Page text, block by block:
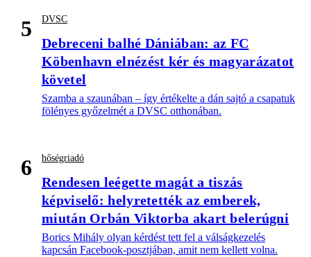
5 DVSC
Debreceni balhé Dániában: az FC
Köbenhavn elnézést kér és magyarázatot
követel
Szamba a szaunában – így értékelte a dán sajtó a csapatuk
fölényes győzelmét a DVSC otthonában.
6 hőségriadó
Rendesen leégette magát a tiszás
képviselő: helyretették az emberek,
miután Orbán Viktorba akart belerúgni
Borics Mihály olyan kérdést tett fel a válságkezelés
kapcsán Facebook-posztjában, amit nem kellett volna.